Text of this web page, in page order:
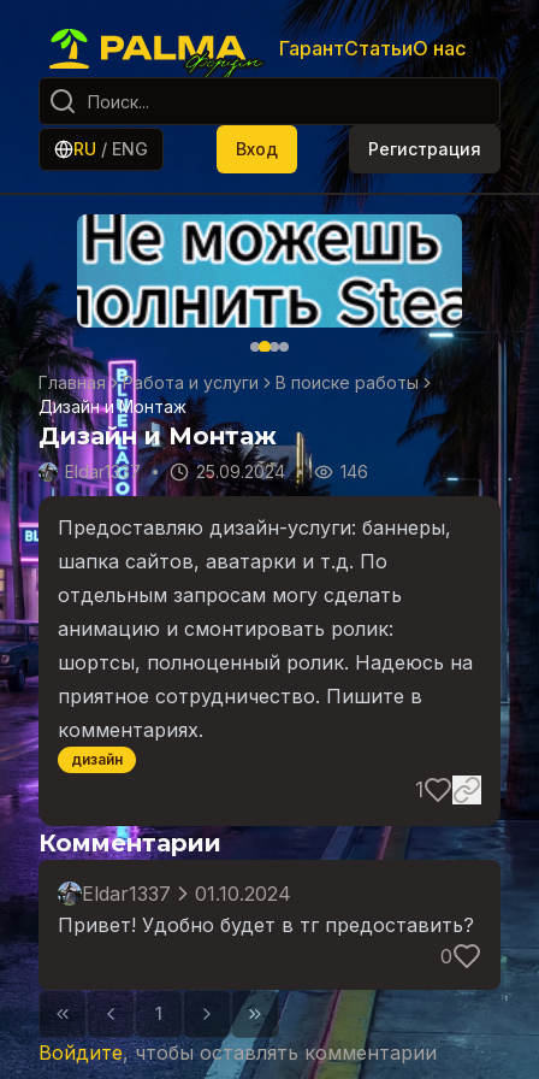
ГарантСтатьиО нас
RU / ENG Вход Регистрация
Главная Работа и услуги
В поиске работы
Дизайн и Монтаж
Дизайн и Монтаж
Eldar1337 25.09.2024 146
Предоставляю дизайн-услуги: баннеры,
шапка сайтов, аватарки и т.д. По
отдельным запросам могу сделать
анимацию и смонтировать ролик:
шортсы, полноценный ролик. Надеюсь на
приятное сотрудничество. Пишите в
комментариях.
дизайн
1
Комментарии
Eldar1337
01.10.2024
Привет! Удобно будет в тг предоставить?
0
1
Войдите, чтобы оставлять комментарии